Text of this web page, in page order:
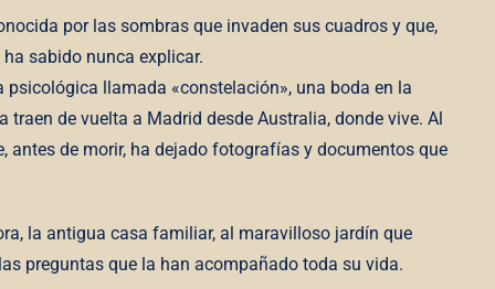
por las sombras que invaden sus cuadros y que,
sabido nunca explicar.
llamada «constelación», una boda en la
de vuelta a Madrid desde Australia, donde vive. Al
antes de morir, ha dejado fotografías y documentos que
la antigua casa familiar, al maravilloso jardín que
preguntas que la han acompañado toda su vida.